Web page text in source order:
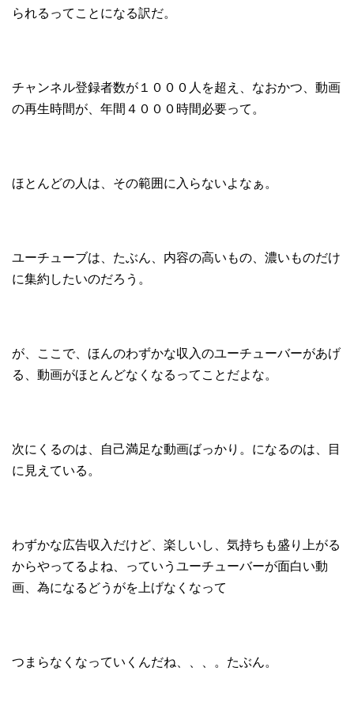
られるってことになる訳だ。
チャンネル登録者数が１０００人を超え、なおかつ、動画
の再生時間が、年間４０００時間必要って。
ほとんどの人は、その範囲に入らないよなぁ。
ユーチューブは、たぶん、内容の高いもの、濃いものだけ
に集約したいのだろう。
が、ここで、ほんのわずかな収入のユーチューバーがあげ
る、動画がほとんどなくなるってことだよな。
次にくるのは、自己満足な動画ばっかり。になるのは、目
に見えている。
わずかな広告収入だけど、楽しいし、気持ちも盛り上がる
からやってるよね、っていうユーチューバーが面白い動
画、為になるどうがを上げなくなって
つまらなくなっていくんだね、、、。たぶん。